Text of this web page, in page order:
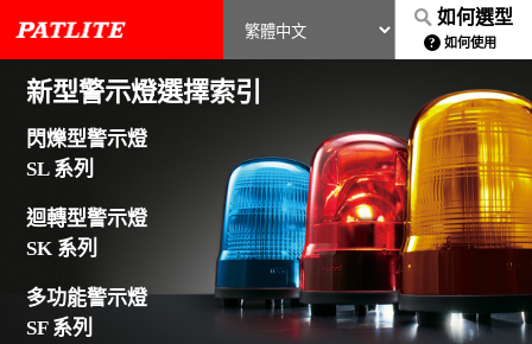
如何選型
如何使用
新型警示燈選擇索引
閃爍型警示燈
SL 系列
迴轉型警示燈
SK 系列
多功能警示燈
SF 系列